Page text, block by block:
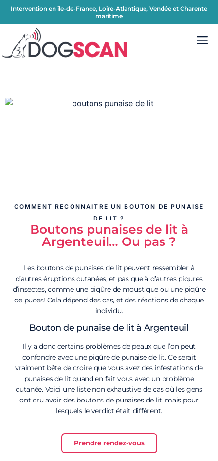
Intervention en île-de-France, Loire-Atlantique, Vendée et Charente
maritime
COMMENT RECONNAITRE UN BOUTON DE PUNAISE
DE LIT ?
Boutons punaises de lit à
Argenteuil… Ou pas ?
Les boutons de punaises de lit peuvent ressembler à
d’autres éruptions cutanées, et pas que à d’autres piqures
d’insectes, comme une piqûre de moustique ou une piqûre
de puces! Cela dépend des cas, et des réactions de chaque
individu.
Bouton de punaise de lit à Argenteuil
Il y a donc certains problèmes de peaux que l’on peut
confondre avec une piqûre de punaise de lit. Ce serait
vraiment bête de croire que vous avez des infestations de
punaises de lit quand en fait vous avec un problème
cutanée. Voici une liste non exhaustive de cas où les gens
ont cru avoir des boutons de punaises de lit, mais pour
lesquels le verdict était différent.
Prendre rendez-vous